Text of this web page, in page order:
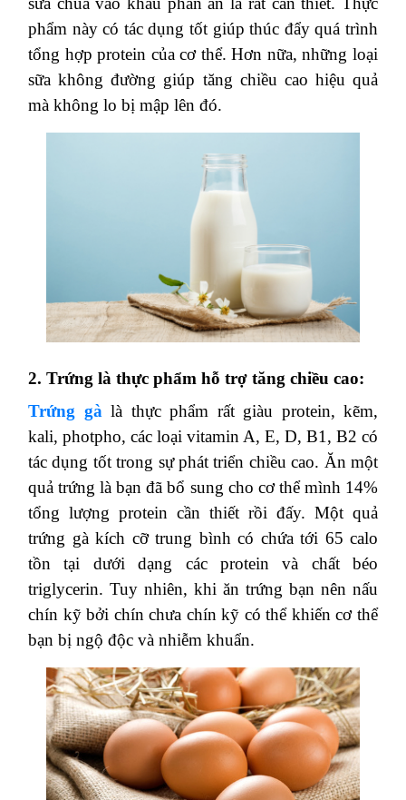
phẩm này có tác dụng tốt giúp thúc đẩy quá trình
tổng hợp protein của cơ thể. Hơn nữa, những loại
sữa không đường giúp tăng chiều cao hiệu quả
mà không lo bị mập lên đó.
2. Trứng là thực phẩm hỗ trợ tăng chiều cao:
Trứng gà là thực phẩm rất giàu protein, kẽm,
kali, photpho, các loại vitamin A, E, D, B1, B2 có
tác dụng tốt trong sự phát triển chiều cao. Ăn một
quả trứng là bạn đã bổ sung cho cơ thể mình 14%
tổng lượng protein cần thiết rồi đấy. Một quả
trứng gà kích cỡ trung bình có chứa tới 65 calo
tồn tại dưới dạng các protein và chất béo
triglycerin. Tuy nhiên, khi ăn trứng bạn nên nấu
chín kỹ bởi chín chưa chín kỹ có thể khiến cơ thể
bạn bị ngộ độc và nhiễm khuẩn.